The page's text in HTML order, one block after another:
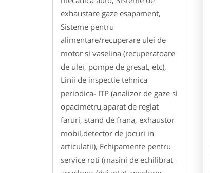
exhaustare gaze esapament,
Sisteme pentru
alimentare/recuperare ulei de
motor si vaselina (recuperatoare
de ulei, pompe de gresat, etc),
Linii de inspectie tehnica
periodica- ITP (analizor de gaze si
opacimetru,aparat de reglat
faruri, stand de frana, exhaustor
mobil,detector de jocuri in
articulatii), Echipamente pentru
service roti (masini de echilibrat